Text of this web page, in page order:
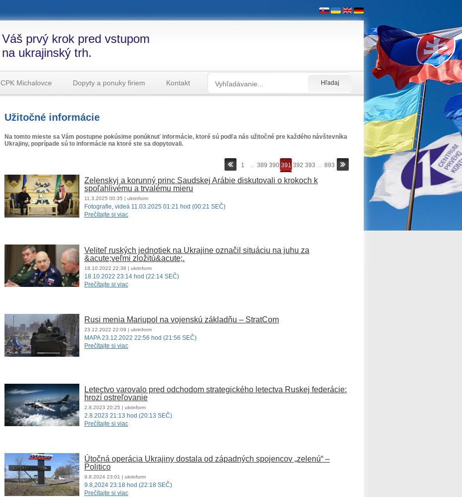
Váš prvý krok pred vstupom
na ukrajinský trh.
CPK Michalovce Dopyty a ponuky firiem Kontakt
Užitočné informácie
Na tomto mieste sa Vám postupne pokúsime ponúknuť informácie, ktoré sú podľa nás užitočné pre každého návštevníka
Ukrajiny, poprípade sú to informácie na ktoré ste sa dopytovali.
1 ... 389 390 391 392 393 ... 893
Zelenskyj a korunný princ Saudskej Arábie diskutovali o krokoch k
spoľahlivému a trvalému mieru
11.3.2025 00:35 | ukrinform
Fotografie, videá 11.03.2025 01:21 hod (00:21 SEČ)
Prečítajte si viac
Veliteľ ruských jednotiek na Ukrajine označil situáciu na juhu za
&acute;veľmi zložitú&acute;.
18.10.2022 22:38 | ukrinform
18.10.2022 23:14 hod (22:14 SEČ)
Prečítajte si viac
Rusi menia Mariupol na vojenskú základňu – StratCom
23.12.2022 22:09 | ukrinform
MAPA 23.12.2022 22:56 hod (21:56 SEČ)
Prečítajte si viac
Letectvo varovalo pred odchodom strategického letectva Ruskej federácie:
hrozí ostreľovanie
2.8.2023 20:25 | ukrinform
2.8.2023 21:13 hod (20:13 SEČ)
Prečítajte si viac
Útočná operácia Ukrajiny dostala od západných spojencov „zelenú“ –
Politico
9.8.2024 23:01 | ukrinform
9.8,2024 23:18 hod (22:18 SEČ)
Prečítajte si viac